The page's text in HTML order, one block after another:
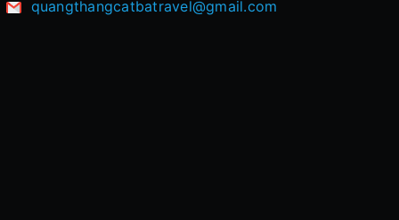
quangthangcatbatravel@gmail.com